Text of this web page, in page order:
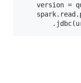
version =